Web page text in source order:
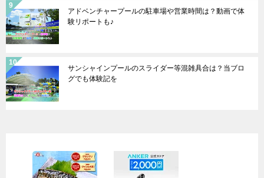
アドベンチャープールの駐車場や営業時間は？動画で体
験リポートも♪
サンシャインプールのスライダー等混雑具合は？当ブロ
グでも体験記を